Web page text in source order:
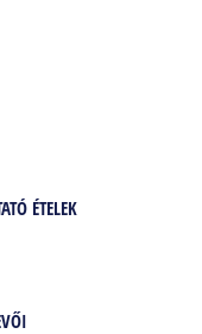
ÉTELEK